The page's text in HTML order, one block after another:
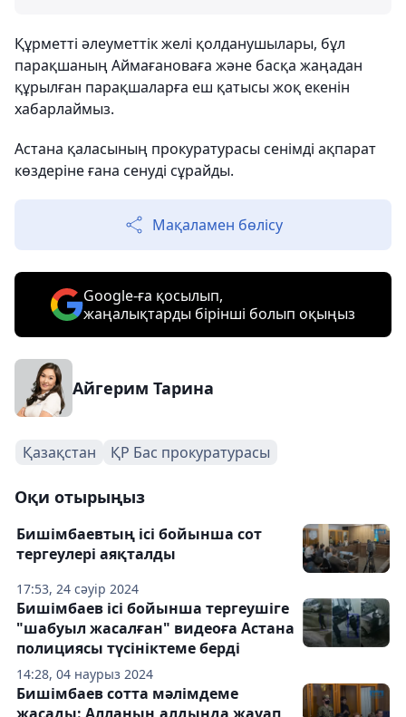
Құрметті әлеуметтік желі қолданушылары, бұл
парақшаның Аймағановаға және басқа жаңадан
құрылған парақшаларға еш қатысы жоқ екенін
хабарлаймыз.
Астана қаласының прокуратурасы сенімді ақпарат
көздеріне ғана сенуді сұрайды.
Мақаламен бөлісу
Google-ға қосылып,
жаңалықтарды бірінші болып оқыңыз
Айгерим Тарина
Қазақстан ҚР Бас прокуратурасы
Оқи отырыңыз
17:53, 24 сәуір 2024
Бишімбаевтың ісі бойынша сот
тергеулері аяқталды
14:28, 04 наурыз 2024
Бишімбаев ісі бойынша тергеушіге
"шабуыл жасалған" видеоға Астана
полициясы түсініктеме берді
Бишімбаев сотта мәлімдеме
жасады: Алланың алдында жауап